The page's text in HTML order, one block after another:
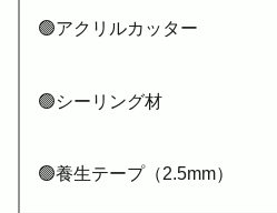
🟢アクリルカッター
🟢シーリング材
🟢養生テープ（2.5mm）